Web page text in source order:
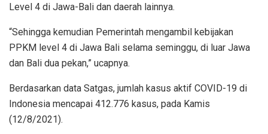
Level 4 di Jawa-Bali dan daerah lainnya.
“Sehingga kemudian Pemerintah mengambil kebijakan
PPKM level 4 di Jawa Bali selama seminggu, di luar Jawa
dan Bali dua pekan,” ucapnya.
Berdasarkan data Satgas, jumlah kasus aktif COVID-19 di
Indonesia mencapai 412.776 kasus, pada Kamis
(12/8/2021).